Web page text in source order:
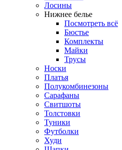
Лосины
Нижнее белье
Посмотреть всё
Бюстье
Комплекты
Майки
Трусы
Носки
Платья
Полукомбинезоны
Сарафаны
Свитшоты
Толстовки
Туники
Футболки
Худи